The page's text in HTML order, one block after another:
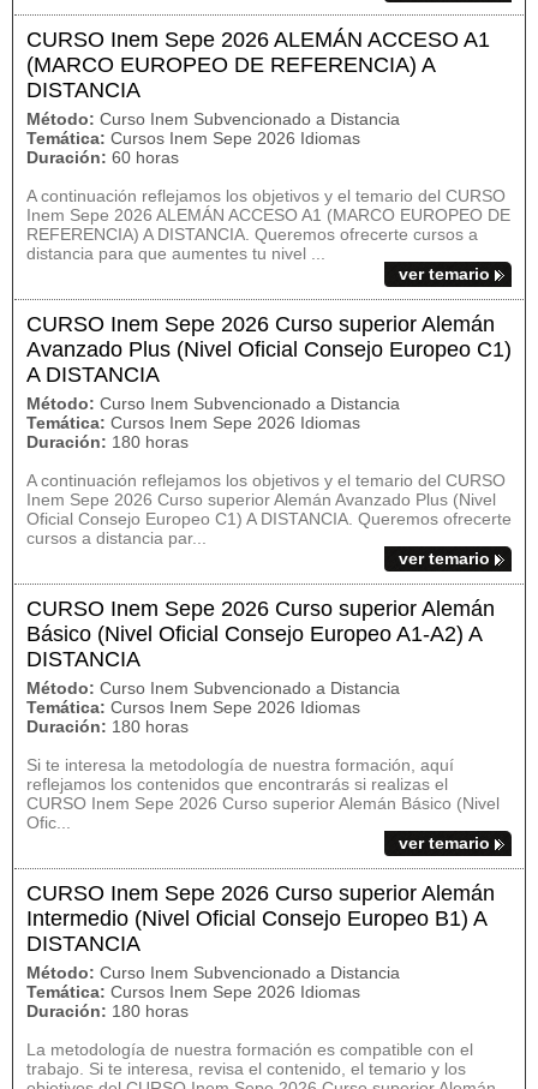
CURSO Inem Sepe 2026 ALEMÁN ACCESO A1
(MARCO EUROPEO DE REFERENCIA) A
DISTANCIA
Método: Curso Inem Subvencionado a Distancia
Temática: Cursos Inem Sepe 2026 Idiomas
Duración: 60 horas
A continuación reflejamos los objetivos y el temario del CURSO
Inem Sepe 2026 ALEMÁN ACCESO A1 (MARCO EUROPEO DE
REFERENCIA) A DISTANCIA. Queremos ofrecerte cursos a
distancia para que aumentes tu nivel ...
ver temario
CURSO Inem Sepe 2026 Curso superior Alemán
Avanzado Plus (Nivel Oficial Consejo Europeo C1)
A DISTANCIA
Método: Curso Inem Subvencionado a Distancia
Temática: Cursos Inem Sepe 2026 Idiomas
Duración: 180 horas
A continuación reflejamos los objetivos y el temario del CURSO
Inem Sepe 2026 Curso superior Alemán Avanzado Plus (Nivel
Oficial Consejo Europeo C1) A DISTANCIA. Queremos ofrecerte
cursos a distancia par...
ver temario
CURSO Inem Sepe 2026 Curso superior Alemán
Básico (Nivel Oficial Consejo Europeo A1-A2) A
DISTANCIA
Método: Curso Inem Subvencionado a Distancia
Temática: Cursos Inem Sepe 2026 Idiomas
Duración: 180 horas
Si te interesa la metodología de nuestra formación, aquí
reflejamos los contenidos que encontrarás si realizas el
CURSO Inem Sepe 2026 Curso superior Alemán Básico (Nivel
Ofic...
ver temario
CURSO Inem Sepe 2026 Curso superior Alemán
Intermedio (Nivel Oficial Consejo Europeo B1) A
DISTANCIA
Método: Curso Inem Subvencionado a Distancia
Temática: Cursos Inem Sepe 2026 Idiomas
Duración: 180 horas
La metodología de nuestra formación es compatible con el
trabajo. Si te interesa, revisa el contenido, el temario y los